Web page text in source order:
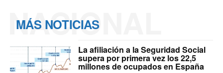
MÁS NOTICIAS
NACIONAL
La afiliación a la Seguridad Social
supera por primera vez los 22,5
millones de ocupados en España